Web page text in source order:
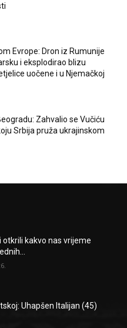
Evrope: Dron iz Rumunije
i eksplodirao blizu
uočene i u Njemačkoj
Zahvalio se Vučiću
Srbija pruža ukrajinskom
otkrili kakvo nas vrijeme
Uhapšen Italijan (45)